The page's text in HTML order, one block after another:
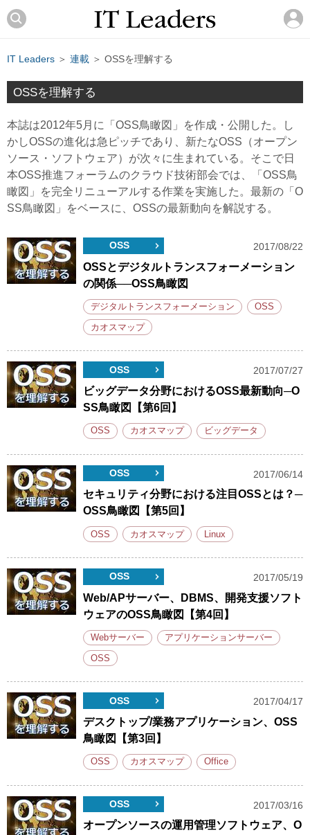
IT Leaders ＞ 連載 ＞ OSSを理解する
OSSを理解する
本誌は2012年5月に「OSS鳥瞰図」を作成・公開した。し
かしOSSの進化は急ピッチであり、新たなOSS（オープン
ソース・ソフトウェア）が次々に生まれている。そこで日
本OSS推進フォーラムのクラウド技術部会では、「OSS鳥
瞰図」を完全リニューアルする作業を実施した。最新の「O
SS鳥瞰図」をベースに、OSSの最新動向を解説する。
OSS 2017/08/22
OSSとデジタルトランスフォーメーション
の関係──OSS鳥瞰図
デジタルトランスフォーメーション OSS
カオスマップ
OSS 2017/07/27
ビッグデータ分野におけるOSS最新動向─O
SS鳥瞰図【第6回】
OSS カオスマップ ビッグデータ
OSS 2017/06/14
セキュリティ分野における注目OSSとは？─
OSS鳥瞰図【第5回】
OSS カオスマップ Linux
OSS 2017/05/19
Web/APサーバー、DBMS、開発支援ソフト
ウェアのOSS鳥瞰図【第4回】
Webサーバー アプリケーションサーバー
OSS
OSS 2017/04/17
デスクトップ/業務アプリケーション、OSS
鳥瞰図【第3回】
OSS カオスマップ Office
OSS 2017/03/16
オープンソースの運用管理ソフトウェア、O